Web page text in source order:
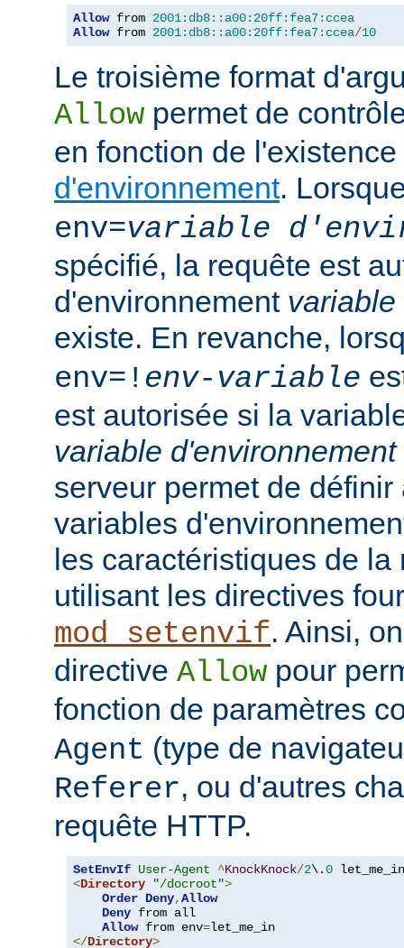
Allow from 2001:db8::a00:20ff:fea7:ccea
Allow from 2001:db8::a00:20ff:fea7:ccea/10
Le troisième format
Allow permet de
en fonction de
d'environnement.
env=variable
spécifié, la requête est
d'environnement
existe. En revanche,
env=! env-variable
est autorisée si la
variable d'environnement
serveur permet de
variables
les caractéristiques de
utilisant les directives
mod_setenvif. Ainsi,
directive Allow pour
fonction de paramètres
Agent (type de
Referer, ou d'autres
requête HTTP.
SetEnvIf User-Agent ^KnockKnock/2\.0
<Directory "/docroot">
Order Deny,Allow
Deny from all
Allow from env=
</Directory>